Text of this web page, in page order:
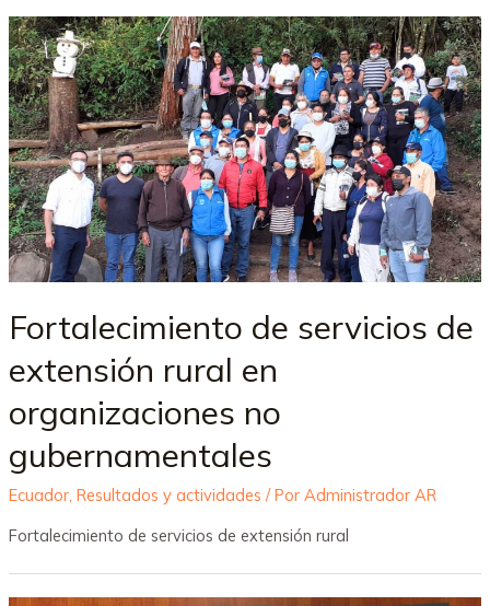
Fortalecimiento de servicios de
extensión rural en
organizaciones no
gubernamentales
Ecuador, Resultados y actividades / Por Administrador AR
Fortalecimiento de servicios de extensión rural